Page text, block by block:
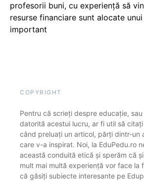
profesorii buni, cu experiență să
resurse financiare sunt alocate
important
COPYRIGHT
Pentru că scrieți despre educație,
datorită acestui lucru, ar fi util să
când preluați un articol, părți dintr-un
care v-a inspirat. Noi, la EduPedu.ro
această conduită etică și sperăm că
mult mai multă experiență vor face la
că găsiți subiecte interesante pe